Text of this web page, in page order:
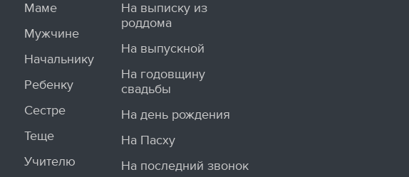
Маме
Мужчине
Начальнику
Ребенку
Сестре
Теще
Учителю
На выписку из
роддома
На выпускной
На годовщину
свадьбы
На день рождения
На Пасху
На последний звонок